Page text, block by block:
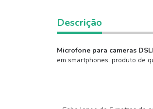
Descrição
Microfone para cameras
em smartphones, produto de